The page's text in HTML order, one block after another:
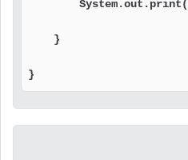
        System.out.print(
    }
}